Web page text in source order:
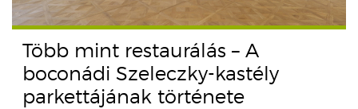
Több mint restaurálás – A
boconádi Szeleczky-kastély
parkettájának története